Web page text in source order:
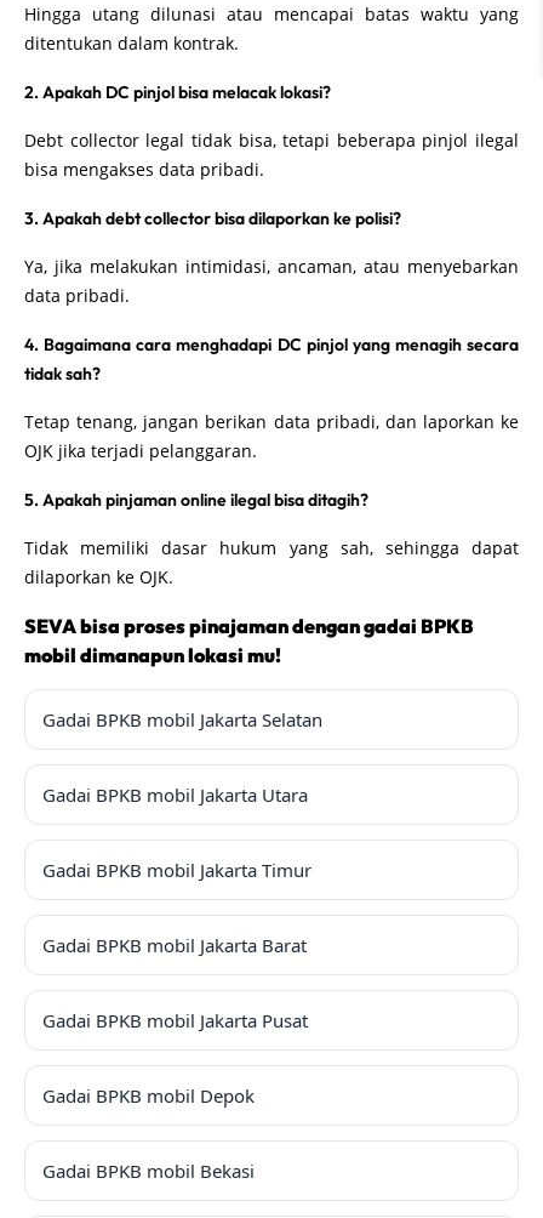
Hingga utang dilunasi atau mencapai batas waktu yang
ditentukan dalam kontrak.
2. Apakah DC pinjol bisa melacak lokasi?
Debt collector legal tidak bisa, tetapi beberapa pinjol ilegal
bisa mengakses data pribadi.
3. Apakah debt collector bisa dilaporkan ke polisi?
Ya, jika melakukan intimidasi, ancaman, atau menyebarkan
data pribadi.
4. Bagaimana cara menghadapi DC pinjol yang menagih secara
tidak sah?
Tetap tenang, jangan berikan data pribadi, dan laporkan ke
OJK jika terjadi pelanggaran.
5. Apakah pinjaman online ilegal bisa ditagih?
Tidak memiliki dasar hukum yang sah, sehingga dapat
dilaporkan ke OJK.
SEVA bisa proses pinajaman dengan gadai BPKB
mobil dimanapun lokasi mu!
Gadai BPKB mobil Jakarta Selatan
Gadai BPKB mobil Jakarta Utara
Gadai BPKB mobil Jakarta Timur
Gadai BPKB mobil Jakarta Barat
Gadai BPKB mobil Jakarta Pusat
Gadai BPKB mobil Depok
Gadai BPKB mobil Bekasi